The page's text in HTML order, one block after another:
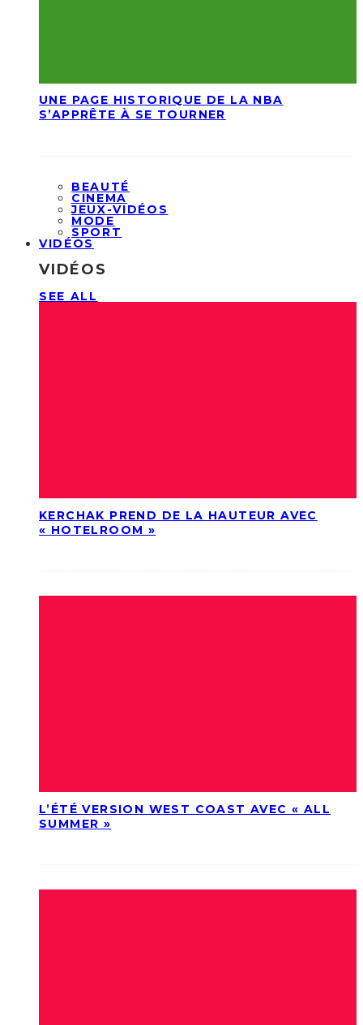
UNE PAGE HISTORIQUE DE LA NBA
S’APPRÊTE À SE TOURNER
BEAUTÉ
CINEMA
JEUX-VIDÉOS
MODE
SPORT
VIDÉOS
VIDÉOS
SEE ALL
KERCHAK PREND DE LA HAUTEUR AVEC
« HOTELROOM »
L’ÉTÉ VERSION WEST COAST AVEC « ALL
SUMMER »